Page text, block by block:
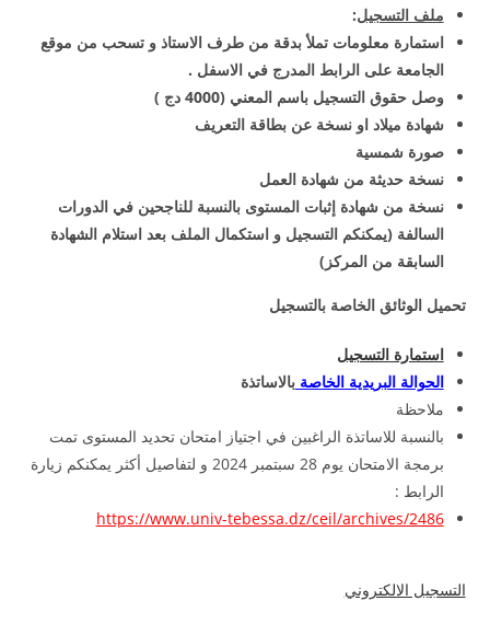
ملف التسجيل:
استمارة معلومات تملأ بدقة من طرف الاستاذ و تسحب من موقع
الجامعة على الرابط المدرج في الاسفل .
وصل حقوق التسجيل باسم المعني (4000 دج )
شهادة ميلاد او نسخة عن بطاقة التعريف
صورة شمسية
نسخة حديثة من شهادة العمل
نسخة من شهادة إثبات المستوى بالنسبة للناجحين في الدورات
السالفة (يمكنكم التسجيل و استكمال الملف بعد استلام الشهادة
السابقة من المركز)
تحميل الوثائق الخاصة بالتسجيل
استمارة التسجيل
الحوالة البريدية الخاصةبالاساتذة
ملاحظة
بالنسبة للاساتذة الراغبين في اجتياز امتحان تحديد المستوى تمت
برمجة الامتحان يوم 28 سبتمبر 2024 و لتفاصيل أكثر يمكنكم زيارة
الرابط :
https://www.univ-tebessa.dz/ceil/archives/2486
التسجيل الالكتروني